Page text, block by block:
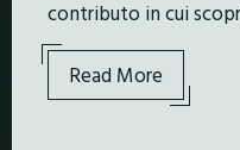
contributo in cui
Read More